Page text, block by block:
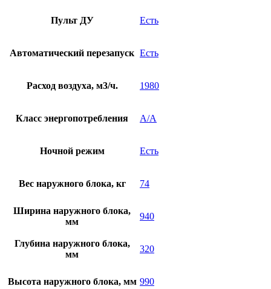
Пульт ДУ Есть
Автоматический перезапуск Есть
Расход воздуха, м3/ч. 1980
Класс энергопотребления A/A
Ночной режим Есть
Вес наружного блока, кг 74
Ширина наружного блока,
мм
940
Глубина наружного блока,
мм
320
Высота наружного блока, мм 990